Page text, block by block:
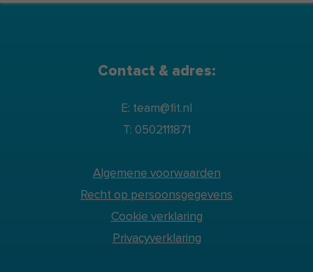
Contact & adres:
E: team@fit.nl
T: 0502111871
Algemene voorwaarden
Recht op persoonsgegevens
Cookie verklaring
Privacyverklaring